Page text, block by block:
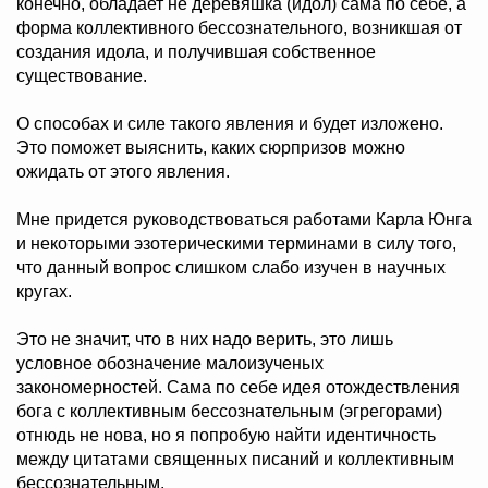
конечно, обладает не деревяшка (идол) сама по себе, а
форма коллективного бессознательного, возникшая от
создания идола, и получившая собственное
существование.
О способах и силе такого явления и будет изложено.
Это поможет выяснить, каких сюрпризов можно
ожидать от этого явления.
Мне придется руководствоваться работами Карла Юнга
и некоторыми эзотерическими терминами в силу того,
что данный вопрос слишком слабо изучен в научных
кругах.
Это не значит, что в них надо верить, это лишь
условное обозначение малоизученых
закономерностей. Сама по себе идея отождествления
бога с коллективным бессознательным (эгрегорами)
отнюдь не нова, но я попробую найти идентичность
между цитатами священных писаний и коллективным
бессознательным.